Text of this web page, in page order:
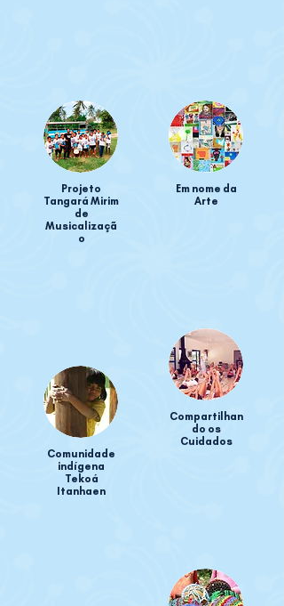
Projeto
Tangará Mirim
de
Musicalizaçã
o
Comunidade
indígena
Tekoá
Itanhaen
Em nome da
Arte
Compartilhan
do os
Cuidados